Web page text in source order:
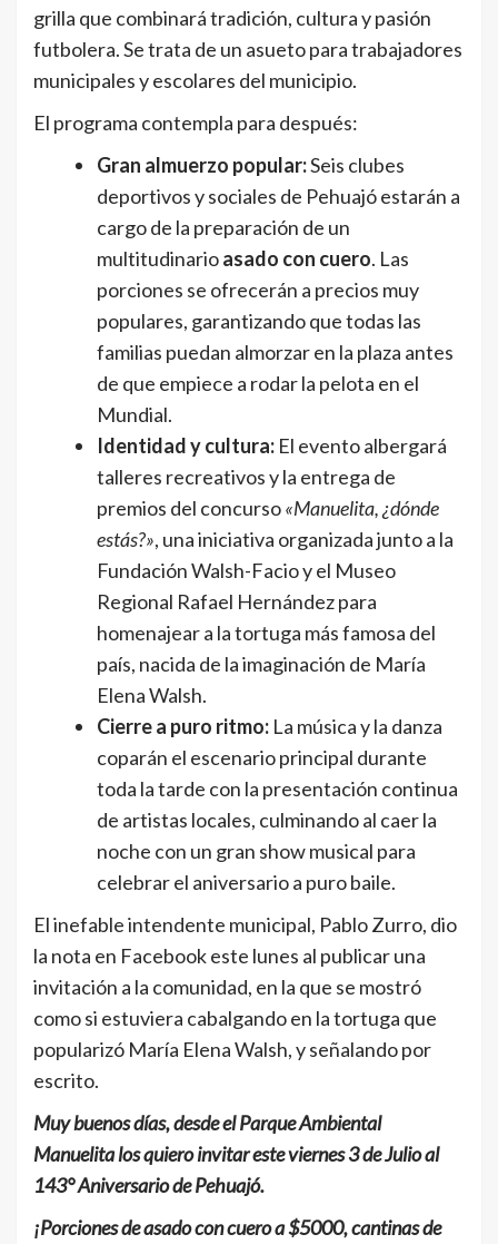
grilla que combinará tradición, cultura y pasión
futbolera. Se trata de un asueto para trabajadores
municipales y escolares del municipio.
El programa contempla para después:
Gran almuerzo popular:Seis clubes
deportivos y sociales de Pehuajó estarán a
cargo de la preparación de un
multitudinarioasado con cuero. Las
porciones se ofrecerán a precios muy
populares, garantizando que todas las
familias puedan almorzar en la plaza antes
de que empiece a rodar la pelota en el
Mundial.
Identidad y cultura: El evento albergará
talleres recreativos y la entrega de
premios del concurso«Manuelita, ¿dónde
estás?», una iniciativa organizada junto a la
Fundación Walsh-Facio y el Museo
Regional Rafael Hernández para
homenajear a la tortuga más famosa del
país, nacida de la imaginación de María
Elena Walsh.
Cierre a puro ritmo: La música y la danza
coparán el escenario principal durante
toda la tarde con la presentación continua
de artistas locales, culminando al caer la
noche con un gran show musical para
celebrar el aniversario a puro baile.
El inefable intendente municipal, Pablo Zurro, dio
la nota en Facebook este lunes al publicar una
invitación a la comunidad, en la que se mostró
como si estuviera cabalgando en la tortuga que
popularizó María Elena Walsh, y señalando por
escrito.
Muy buenos días, desde el Parque Ambiental
Manuelita los quiero invitar este viernes 3 de Julio al
143° Aniversario de Pehuajó.
¡Porciones de asado con cuero a $5000, cantinas de